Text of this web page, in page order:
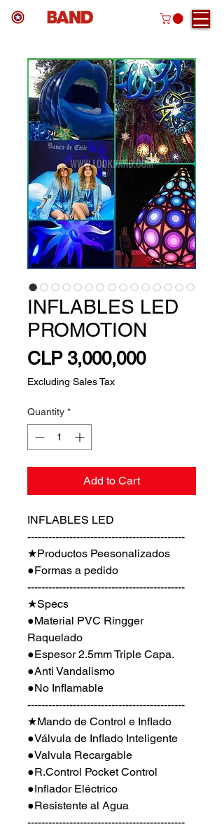
INFLABLES LED
PROMOTION
CLP 3,000,000Price
Excluding Sales Tax
Quantity *
Add to Cart
INFLABLES LED
---------------------------------------------
★Productos Peesonalizados
●Formas a pedido
---------------------------------------------
★Specs
●Material PVC Ringger
Raquelado
●Espesor 2.5mm Triple Capa.
●Anti Vandalismo
●No Inflamable
---------------------------------------------
★Mando de Control e Inflado
●Válvula de Inflado Inteligente
●Valvula Recargable
●R.Control Pocket Control
●Inflador Eléctrico
●Resistente al Agua
---------------------------------------------